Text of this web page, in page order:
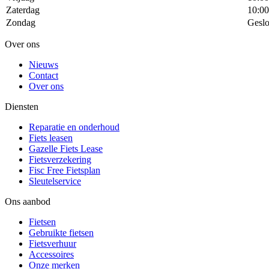
Zaterdag
Zondag
Over ons
Nieuws
Contact
Over ons
Diensten
Reparatie en onderhoud
Fiets leasen
Gazelle Fiets Lease
Fietsverzekering
Fisc Free Fietsplan
Sleutelservice
Ons aanbod
Fietsen
Gebruikte fietsen
Fietsverhuur
Accessoires
Onze merken